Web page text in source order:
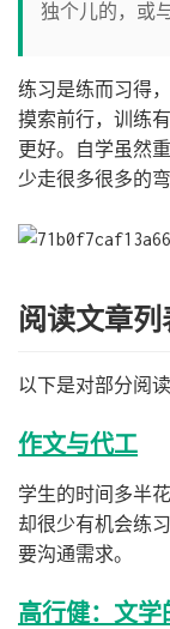
独个儿的，或
练习是练而习得
摸索前行，训练
更好。自学虽然
少走很多很多的弯
阅读文章列
以下是对部分阅
作文与代工
学生的时间多半
却很少有机会练
要沟通需求。
高行健：文学